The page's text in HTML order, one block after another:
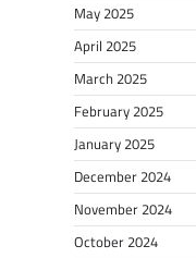
May 2025
April 2025
March 2025
February 2025
January 2025
December 2024
November 2024
October 2024